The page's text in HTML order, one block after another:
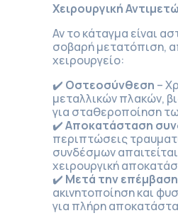
Χειρουργική
Αν το κάταγμα είναι
σοβαρή μετατόπιση,
χειρουργείο:
✔️ Οστεοσύνθεση –
μεταλλικών πλακών,
για σταθεροποίηση
✔️Αποκατάσταση
περιπτώσεις
συνδέσμων
χειρουργική
✔️ Μετά την επέμβαση
ακινητοποίηση και
για πλήρη